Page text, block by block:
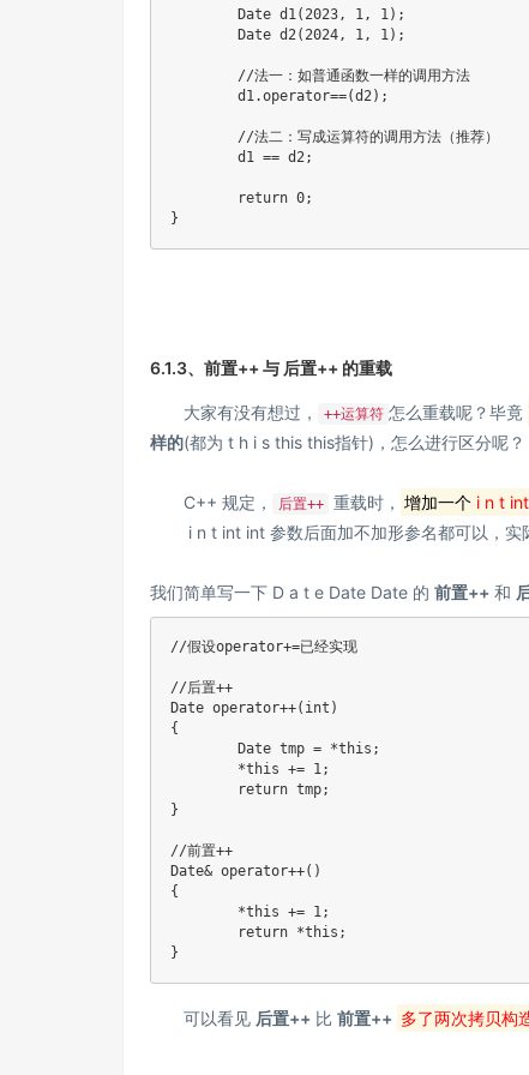
	Date
d1( 2023, 1, 1) ;
	Date
d2( 2024, 1, 1) ;
//法一：如普通函数一样的调用方法
	d1
.operator==(d2) ;
//法二：写成运算符的调用方法（推荐）
	d1
== d2;
return 0;
}
6.1.3、前置++ 与 后置++ 的重载
大家有没有想过， ++运算符 怎么重载呢？毕竟
样的(都为 t h i s this this指针)，怎么进行区分呢？
C++ 规定， 后置++ 重载时， 增加一个 i n t int
i n t int int 参数后面加不加形参名都可以，
我们简单写一下 D a t e Date Date 的前置++ 和
//假设operator+=已经实现
//后置++
Date operator++( int )
{
	Date tmp
= *this ;
*this += 1;
return tmp;
}
//前置++
Date& operator++( )
{
*this += 1;
return *this ;
}
可以看见 后置++ 比 前置++ 多了两次拷贝构